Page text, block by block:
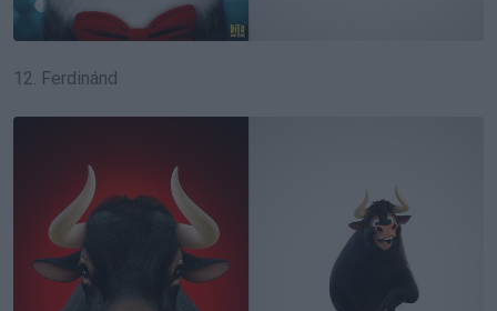
12. Ferdinánd